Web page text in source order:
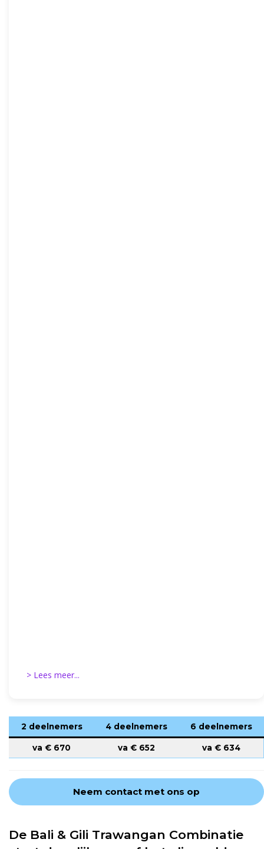
> Lees meer...
2 deelnemers 4 deelnemers 6 deelnemers
va € 670 va € 652 va € 634
Neem contact met ons op
De Bali & Gili Trawangan Combinatie